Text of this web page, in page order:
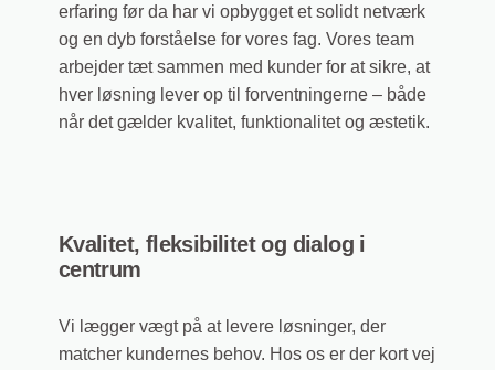
erfaring før da har vi opbygget et solidt netværk
og en dyb forståelse for vores fag. Vores team
arbejder tæt sammen med kunder for at sikre, at
hver løsning lever op til forventningerne – både
når det gælder kvalitet, funktionalitet og æstetik.
Kvalitet, fleksibilitet og dialog i
centrum
Vi lægger vægt på at levere løsninger, der
matcher kundernes behov. Hos os er der kort vej